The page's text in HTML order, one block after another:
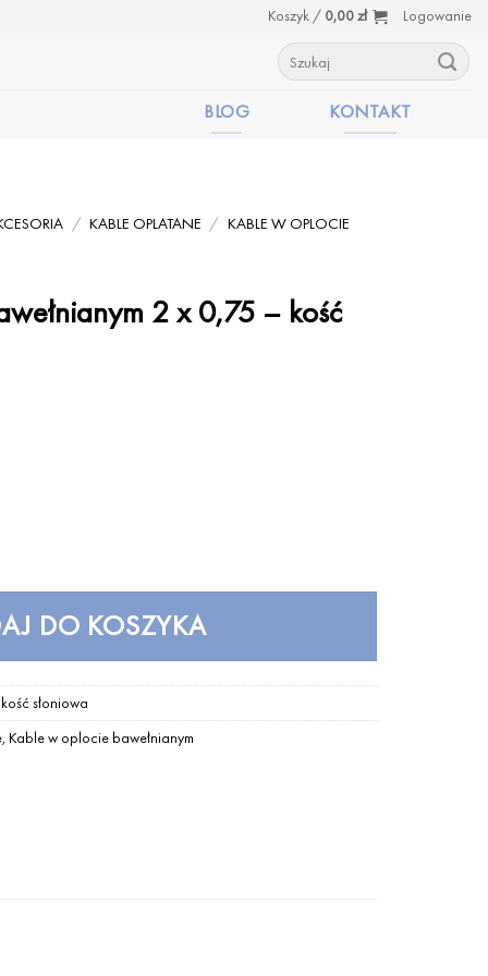
Koszyk / 0,00zł
Logowanie
Szukaj:
BLOG KONTAKT
/ KABLE OPLATANE / KABLE W OPLOCIE
2 x 0,75 – kość
2 x 0,75 - kość słoniowa
DO KOSZYKA
słoniowa
, Kable w oplocie bawełnianym